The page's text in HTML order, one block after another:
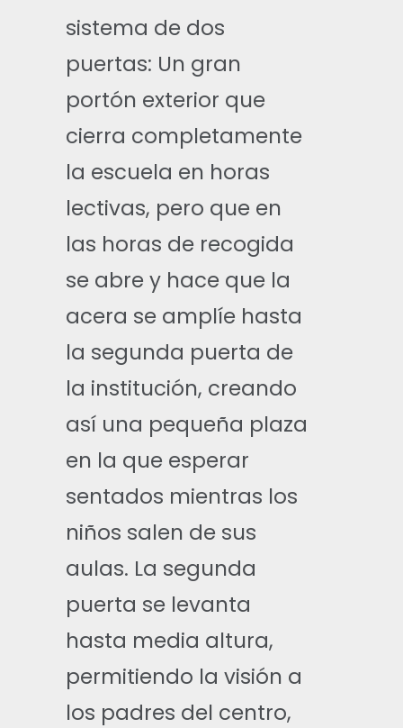
sistema de dos
puertas: Un gran
portón exterior que
cierra completamente
la escuela en horas
lectivas, pero que en
las horas de recogida
se abre y hace que la
acera se amplíe hasta
la segunda puerta de
la institución, creando
así una pequeña plaza
en la que esperar
sentados mientras los
niños salen de sus
aulas. La segunda
puerta se levanta
hasta media altura,
permitiendo la visión a
los padres del centro,